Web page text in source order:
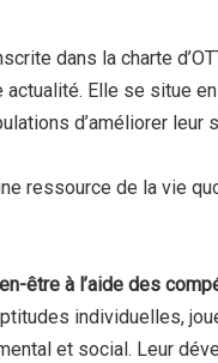
dans la charte
actualité. Elle se situe
d’améliorer leur
ressource de la vie
être à l’aide des
individuelles,
et social. Leur